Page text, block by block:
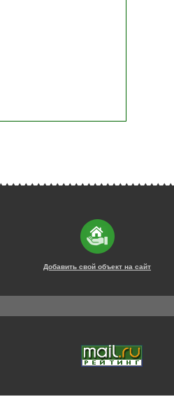
Добавить свой объект на сайт